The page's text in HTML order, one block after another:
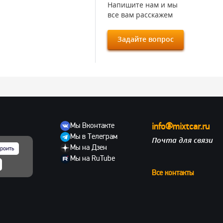
Напишите нам и мы
все вам расскажем
Задайте вопрос
Мы Вконтакте
Мы в Телеграм
Мы на Дзен
Мы на RuTube
info@mixtcar.ru
Почта для связи
Все контакты